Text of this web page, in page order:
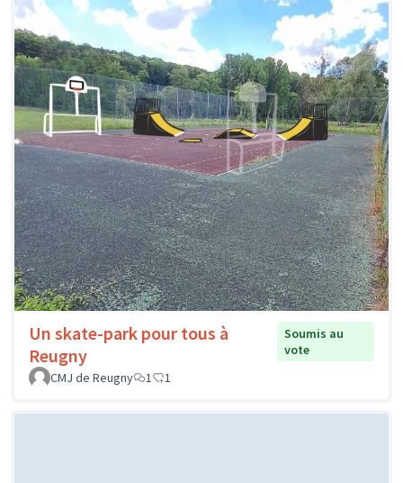
Un skate-park pour tous à
Reugny
Soumis au
vote
CMJ de Reugny
1 1